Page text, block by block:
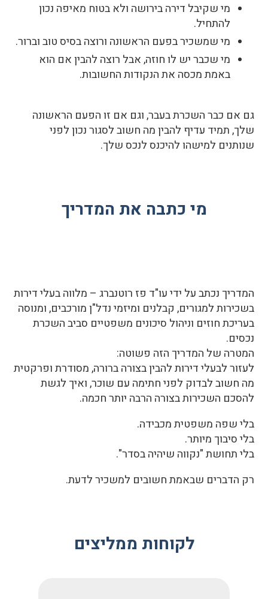
מי שקיבל דירה בירושה ולא בטוח מאיפה נכון
להתחיל.
מי שמשכיר בפעם הראשונה ורוצה בסיס טוב וברור.
מי שכבר יש לו חוזה, אבל רוצה להבין אם הוא
באמת מכסה את הנקודות החשובות.
גם אם כבר השכרת בעבר, וגם אם זו הפעם הראשונה
שלך, תמיד עדיף להבין מה חשוב לסגור נכון לפני
שנותנים למישהו להיכנס לנכס שלך.
מי כתבה את המדריך
המדריך נכתב על ידי עו"ד פז רוטנברג – מלווה בעלי דירות
בשכירות למגורים, קבלנים ומיזמי נדל"ן מורכבים, ומנוסה
בעריכת חוזים וניהול סיכונים משפטיים סביב השכרת
נכסים.
המטרה של המדריך הזה פשוטה:
לעזור לבעלי דירות להבין בצורה ברורה, מסודרת ופרקטית
מה חשוב לבדוק לפני חתימה עם שוכר, ואיך לגשת
להסכם השכירות בצורה הרבה יותר חכמה.
בלי שפה משפטית מכבידה.
בלי סיבוך מיותר.
בלי תחושת "נקווה שיהיה בסדר".
רק הדברים שבאמת חשובים למשכיר לדעת.
לקוחות ממליצים